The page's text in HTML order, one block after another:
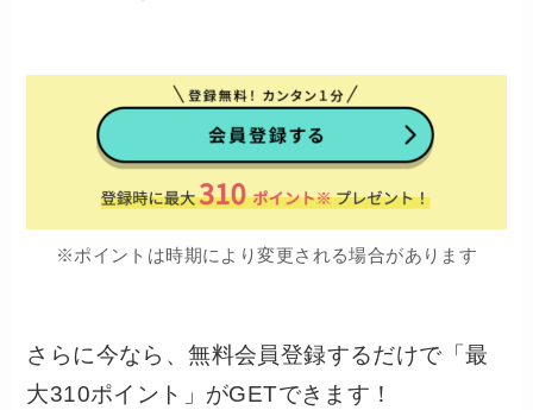
※ポイントは時期により変更される場合があります
さらに今なら、無料会員登録するだけで「最
大310ポイント」がGETできます！